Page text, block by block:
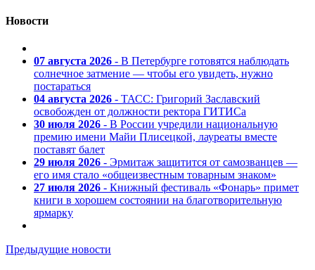
Новости
07 августа 2026 - В Петербурге готовятся наблюдать
солнечное затмение — чтобы его увидеть, нужно
постараться
04 августа 2026 - ТАСС: Григорий Заславский
освобожден от должности ректора ГИТИСа
30 июля 2026 - В России учредили национальную
премию имени Майи Плисецкой, лауреаты вместе
поставят балет
29 июля 2026 - Эрмитаж защитится от самозванцев —
его имя стало «общеизвестным товарным знаком»
27 июля 2026 - Книжный фестиваль «Фонарь» примет
книги в хорошем состоянии на благотворительную
ярмарку
Предыдущие новости